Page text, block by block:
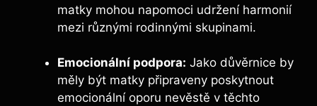
matky mohou napomoci udržení harmonií
mezi různými rodinnými skupinami.
Emocionální podpora: Jako důvěrnice by
měly být matky připraveny poskytnout
emocionální oporu nevěstě v těchto